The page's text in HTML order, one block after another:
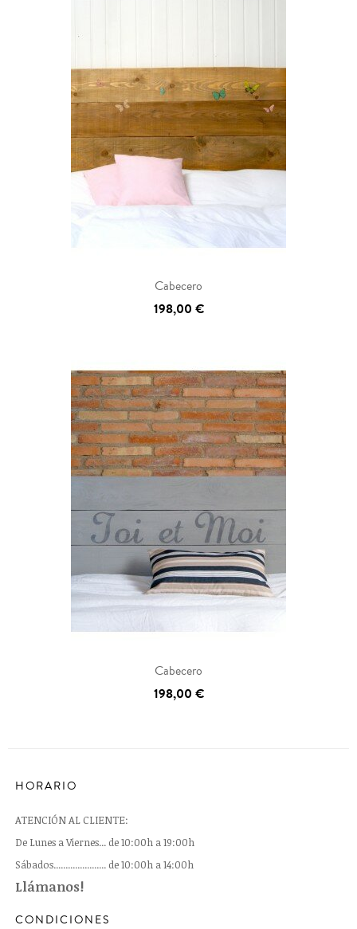
Cabecero
198,00 €
Cabecero
198,00 €
HORARIO
ATENCIÓN AL CLIENTE:
De Lunes a Viernes... de 10:00h a 19:00h
Sábados...................... de 10:00h a 14:00h
Llámanos!
CONDICIONES